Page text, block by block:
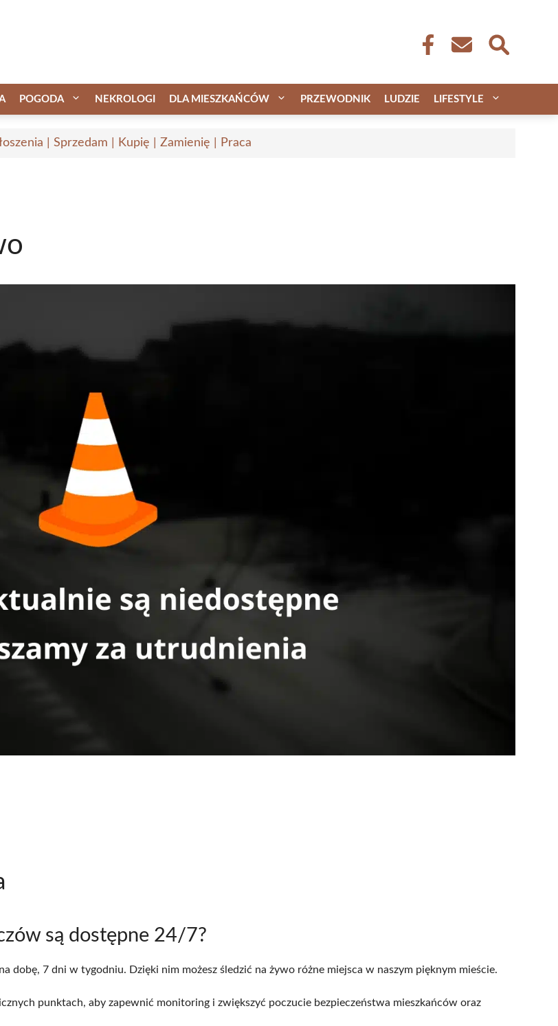
POGODA NEKROLOGI DLA MIESZKAŃCÓW PRZEWODNIK LUDZIE LIFESTYLE
| Sprzedam | Kupię | Zamienię | Praca
są dostępne 24/7?
dobę, 7 dni w tygodniu. Dzięki nim możesz śledzić na żywo różne miejsca w naszym pięknym mieście.
punktach, aby zapewnić monitoring i zwiększyć poczucie bezpieczeństwa mieszkańców oraz